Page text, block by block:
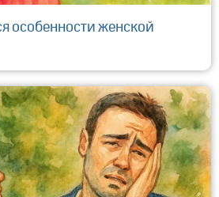
особенности женской